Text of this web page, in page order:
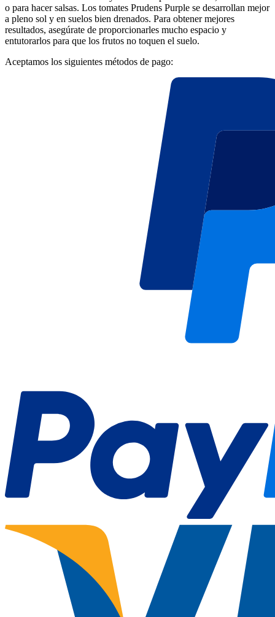
o para hacer salsas. Los tomates Prudens Purple se desarrollan mejor
a pleno sol y en suelos bien drenados. Para obtener mejores
resultados, asegúrate de proporcionarles mucho espacio y
entutorarlos para que los frutos no toquen el suelo.
Aceptamos los siguientes métodos de pago: